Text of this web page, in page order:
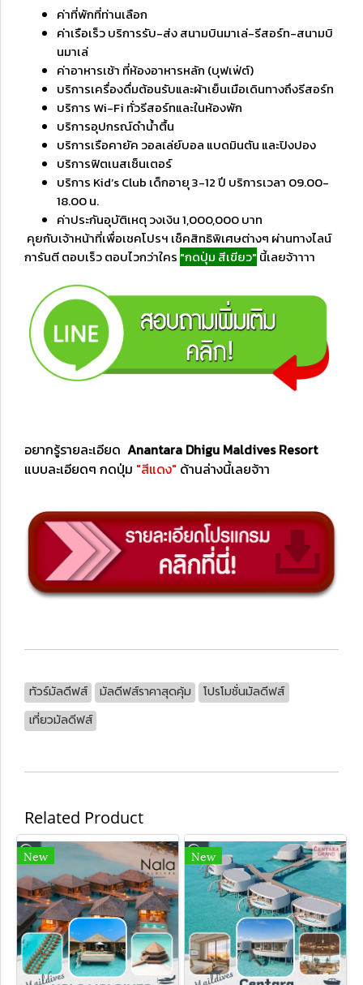
ค่าที่พักที่ท่านเลือก
ค่าเรือเร็ว บริการรับ-ส่ง สนามบินมาเล่-รีสอร์ท-สนามบิ
นมาเล่
ค่าอาหารเช้า ที่ห้องอาหารหลัก (บุฟเฟ่ต์)
บริการเครื่องดื่มต้อนรับและผ้าเย็นเมือเดินทางถึงรีสอร์ท
บริการ Wi-Fi ทั่วรีสอร์ทและในห้องพัก
บริการอุปกรณ์ดำน้ำตื้น
บริการเรือคายัค วอลเล่ย์บอล แบดมินตัน และปิงปอง
บริการฟิตเนสเซ็นเตอร์
บริการ Kid’s Club เด็กอายุ 3-12 ปี บริการเวลา 09.00-
18.00 น.
ค่าประกันอุบัติเหตุ วงเงิน 1,000,000 บาท
คุยกับเจ้าหน้าที่เพื่อเชคโปรฯ เช็คสิทธิพิเศษต่างๆ ผ่านทางไลน์
การันตี ตอบเร็ว ตอบไวกว่าใคร "กดปุ่ม สีเขียว" นี้เลยจ้าาาา
อยากรู้รายละเอียด Anantara Dhigu Maldives Resort
แบบละเอียดๆ กดปุ่ม "สีแดง" ด้านล่างนี้เลยจ้าา
ทัวร์มัลดีฟส์ มัลดีฟส์ราคาสุดคุ้ม
โปรโมชั่นมัลดีฟส์
เที่ยวมัลดีฟส์
Related Product
New New